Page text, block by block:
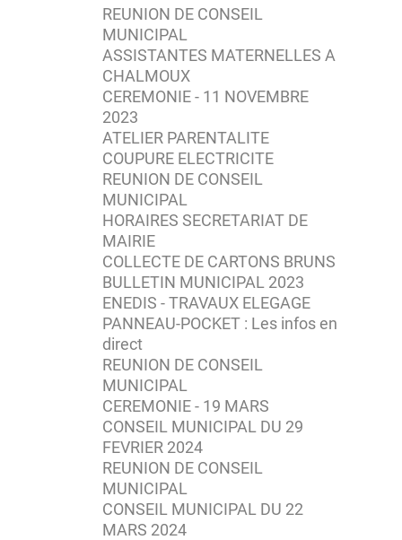
REUNION DE CONSEIL
MUNICIPAL
ASSISTANTES MATERNELLES A
CHALMOUX
CEREMONIE - 11 NOVEMBRE
2023
ATELIER PARENTALITE
COUPURE ELECTRICITE
REUNION DE CONSEIL
MUNICIPAL
HORAIRES SECRETARIAT DE
MAIRIE
COLLECTE DE CARTONS BRUNS
BULLETIN MUNICIPAL 2023
ENEDIS - TRAVAUX ELEGAGE
PANNEAU-POCKET : Les infos en
direct
REUNION DE CONSEIL
MUNICIPAL
CEREMONIE - 19 MARS
CONSEIL MUNICIPAL DU 29
FEVRIER 2024
REUNION DE CONSEIL
MUNICIPAL
CONSEIL MUNICIPAL DU 22
MARS 2024